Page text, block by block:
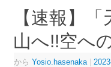
【速報】
山へ!!空へ
から Yosio.hasenaka |